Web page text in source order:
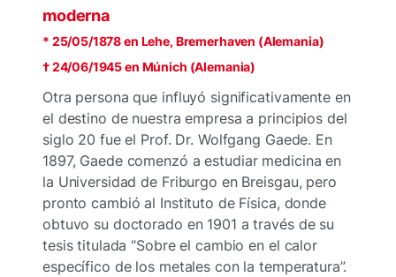
moderna
* 25/05/1878 en Lehe, Bremerhaven (Alemania)
† 24/06/1945 en Múnich (Alemania)
Otra persona que influyó significativamente en
el destino de nuestra empresa a principios del
siglo 20 fue el Prof. Dr. Wolfgang Gaede. En
1897, Gaede comenzó a estudiar medicina en
la Universidad de Friburgo en Breisgau, pero
pronto cambió al Instituto de Física, donde
obtuvo su doctorado en 1901 a través de su
tesis titulada “Sobre el cambio en el calor
específico de los metales con la temperatura”.